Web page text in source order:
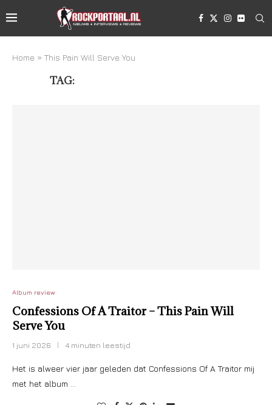
Home » This Pain Will Serve You
TAG:
Album review
Confessions Of A Traitor – This Pain Will
Serve You
1 juni 2026 4 minuten leestijd
Het is alweer vier jaar geleden dat Confessions Of A Traitor mij
met het album …